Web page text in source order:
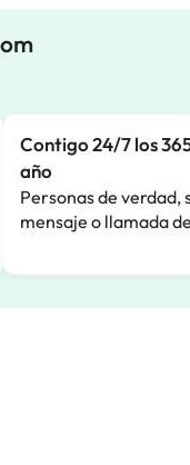
Contigo 24/7 los
año
Personas de verdad,
mensaje o llamada